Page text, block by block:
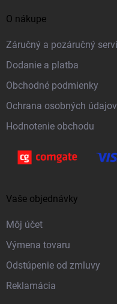
p
ä
e
O nákupe
Záručný a pozáručný
Dodanie a platba
Obchodné podmienky
Ochrana osobných údajov
Hodnotenie obchodu
Vaše objednávky
Môj účet
Výmena tovaru
Odstúpenie od zmluvy
Reklamácia